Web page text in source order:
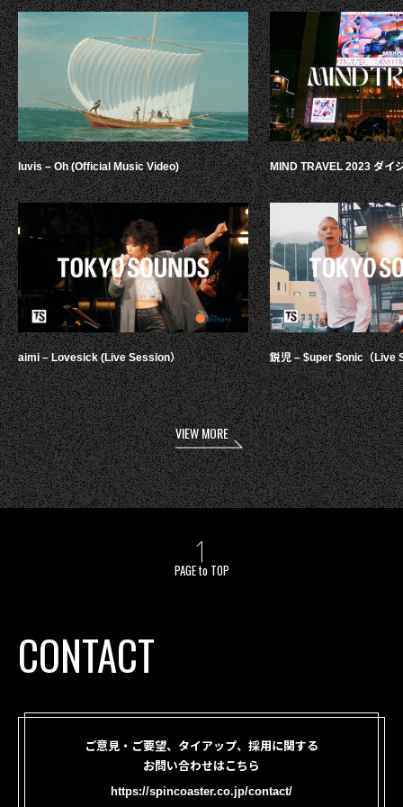
luvis – Oh (Official Music Video)
aimi – Lovesick (Live Session）
MIND TRAVEL 2023 ダイ
鋭児 – $uper $onic（Live
VIEW MORE
PAGE to TOP
CONTACT
ご意見・ご要望、タイアップ、採用に関する
お問い合わせはこちら
https://spincoaster.co.jp/contact/